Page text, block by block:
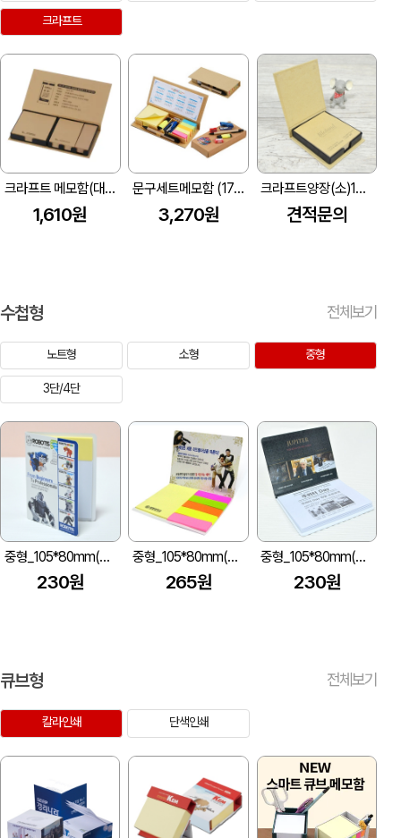
크라프트
크라프트 메모함(대/164*89*18mm)
1,610원
문구세트메모함 (175*90*25mm)
3,270원
크라프트양장(소)100매 사출
견적문의
수첩형 전체보기
노트형 소형 중형
3단/4단
중형_105*80mm(20매)2쪽
230원
중형_105*80mm(20매)6쪽
265원
중형_105*80mm(20매)
230원
큐브형 전체보기
칼라인쇄 단색인쇄